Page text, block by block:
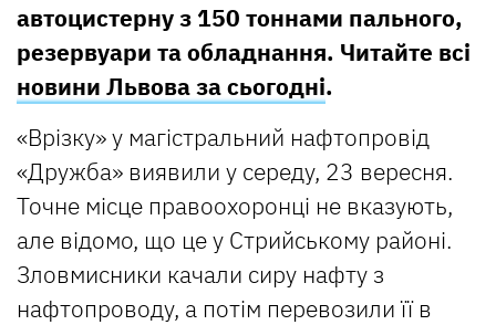
автоцистерну з 150 тоннами пального,
резервуари та обладнання. Читайте всі
новини Львова за сьогодні.
«Врізку» у магістральний нафтопровід
«Дружба» виявили у середу, 23 вересня.
Точне місце правоохоронці не вказують,
але відомо, що це у Стрийському районі.
Зловмисники качали сиру нафту з
нафтопроводу, а потім перевозили її в